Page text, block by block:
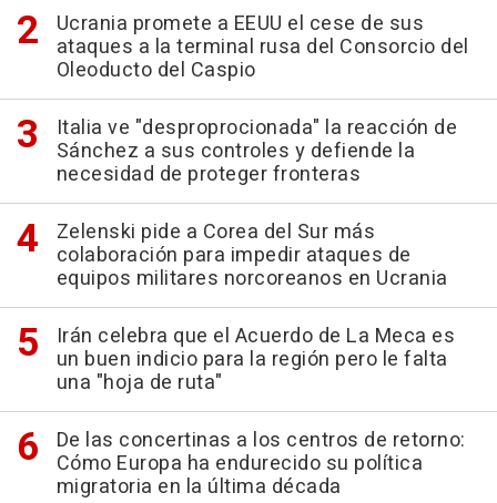
Ucrania promete a EEUU el cese de sus
ataques a la terminal rusa del Consorcio del
Oleoducto del Caspio
Italia ve "desproprocionada" la reacción de
Sánchez a sus controles y defiende la
necesidad de proteger fronteras
Zelenski pide a Corea del Sur más
colaboración para impedir ataques de
equipos militares norcoreanos en Ucrania
Irán celebra que el Acuerdo de La Meca es
un buen indicio para la región pero le falta
una "hoja de ruta"
De las concertinas a los centros de retorno:
Cómo Europa ha endurecido su política
migratoria en la última década